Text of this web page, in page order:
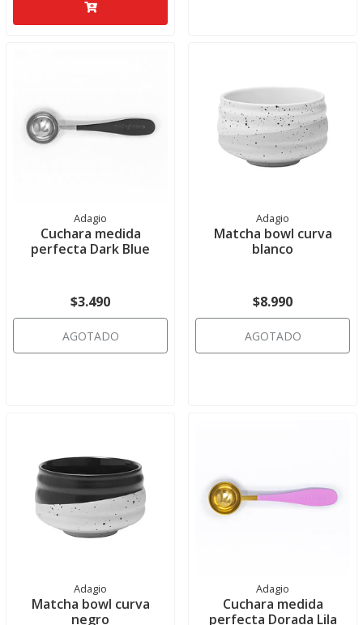
Adagio
Cuchara medida
perfecta Dark Blue
$3.490
AGOTADO
Adagio
Matcha bowl curva
blanco
$8.990
AGOTADO
Adagio
Matcha bowl curva
negro
Adagio
Cuchara medida
perfecta Dorada Lila